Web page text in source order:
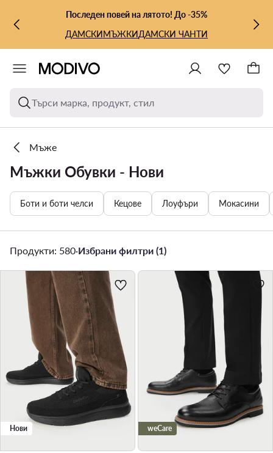
КЪМ ОСНОВНОТО СЪДЪРЖАНИЕ
КЪМ ТЪРСЕНЕПоследен повей на лятото! До -35%
ДАМСКИМЪЖКИДАМСКИ ЧАНТИ
Търси марка, продукт, стил
Мъже
Мъжки Обувки - Нови
Боти и боти челси Кецове Лоуфъри Мокасини
Продукти: 580·Избрани филтри (1)
Нови weCare